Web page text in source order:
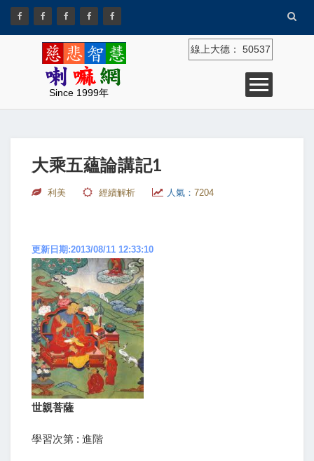
Since 1999年
線上大德： 50537
大乘五蘊論講記1
利美 經續解析 人氣： 7204
更新日期:2013/08/11 12:33:10
世親菩薩
學習次第 : 進階